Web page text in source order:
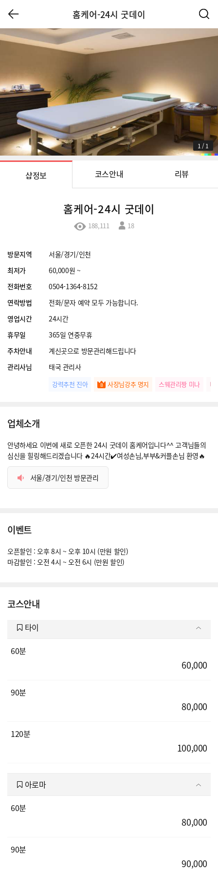
홈케어-24시 굿데이
1 /1
샵정보 코스안내 리뷰
홈케어-24시 굿데이
188,111 18
방문지역
서울/경기/인천
최저가
60,000원 ~
전화번호
0504-1364-8152
연락방법
전화/문자 예약 모두 가능합니다.
영업시간
24시간
휴무일
365일 연중무휴
주차안내
계신곳으로 방문관리해드립니다
관리사님
태국 관리사
강력추천 진아 사장님강추 명지 스웨관리짱 미나 타
업체소개
안녕하세요 이번에 새로 오픈한 24시 굿데이 홈케어입니다^^ 고객님들의
심신을 힐링해드리겠습니다 🔥24시간✔️여성손님,부부&커플손님 환영🔥
서울/경기/인천 방문관리
이벤트
오픈할인 : 오후 8시 ~ 오후 10시 (만원 할인)
마감할인 : 오전 4시 ~ 오전 6시 (만원 할인)
코스안내
타이
60분
60,000
90분
80,000
120분
100,000
아로마
60분
80,000
90분
90,000